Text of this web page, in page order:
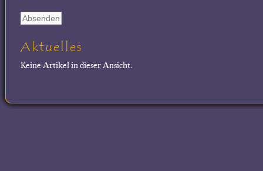
Aktuelles
Keine Artikel in dieser Ansicht.